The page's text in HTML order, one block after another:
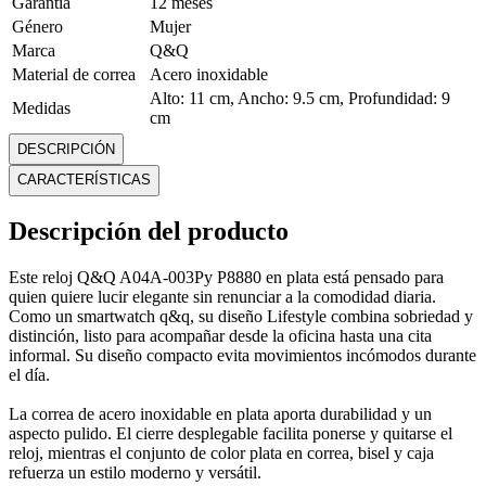
Género
Mujer
Marca
Q&Q
Material de correa
Acero inoxidable
Medidas
Alto: 11 cm, Ancho: 9.5 cm, Profundidad: 9
cm
Modelo
Peso
0.08 Kg
Resistencia al
Sí, con condiciones
Tipo de cierre
Desplegable
Mostrar más
DESCRIPCIÓN
CARACTERÍSTICAS
Descripción del producto
Este reloj Q&Q A04A-003Py P8880 en plata está pensado para
quien quiere lucir elegante sin renunciar a la comodidad diaria.
Como un smartwatch q&q, su diseño Lifestyle combina sobriedad y
distinción, listo para acompañar desde la oficina hasta una cita
informal. Su diseño compacto evita movimientos incómodos durante
el día.
La correa de acero inoxidable en plata aporta durabilidad y un
aspecto pulido. El cierre desplegable facilita ponerse y quitarse el
reloj, mientras el conjunto de color plata en correa, bisel y caja
refuerza un estilo moderno y versátil.